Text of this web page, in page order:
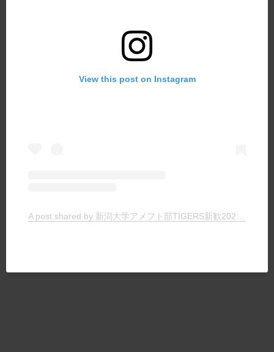
View this post on Instagram